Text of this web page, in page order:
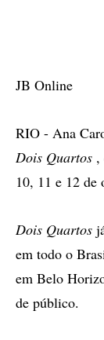
JB Online
RIO - Ana
Dois Quartos ,
10, 11 e 12 de
Dois Quartos
em todo o
em Belo
de público.